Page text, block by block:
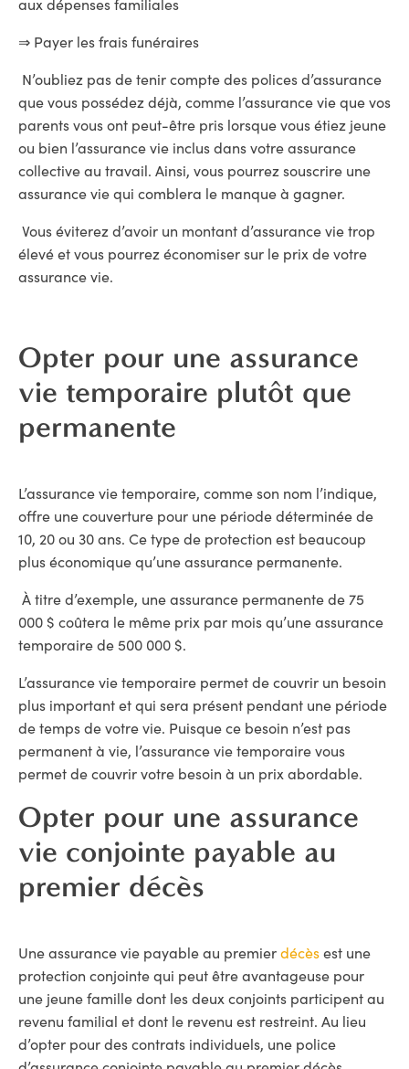
⇒ Payer les frais funéraires
N’oubliez pas de tenir compte des polices d’assurance
que vous possédez déjà, comme l’assurance vie que vos
parents vous ont peut-être pris lorsque vous étiez jeune
ou bien l’assurance vie inclus dans votre assurance
collective au travail. Ainsi, vous pourrez souscrire une
assurance vie qui comblera le manque à gagner.
Vous éviterez d’avoir un montant d’assurance vie trop
élevé et vous pourrez économiser sur le prix de votre
assurance vie.
Opter pour une assurance
vie temporaire plutôt que
permanente
L’assurance vie temporaire, comme son nom l’indique,
offre une couverture pour une période déterminée de
10, 20 ou 30 ans. Ce type de protection est beaucoup
plus économique qu’une assurance permanente.
À titre d’exemple, une assurance permanente de 75
000 $ coûtera le même prix par mois qu’une assurance
temporaire de 500 000 $.
L’assurance vie temporaire permet de couvrir un besoin
plus important et qui sera présent pendant une période
de temps de votre vie. Puisque ce besoin n’est pas
permanent à vie, l’assurance vie temporaire vous
permet de couvrir votre besoin à un prix abordable.
Opter pour une assurance
vie conjointe payable au
premier décès
Une assurance vie payable au premierdécèsest une
protection conjointe qui peut être avantageuse pour
une jeune famille dont les deux conjoints participent au
revenu familial et dont le revenu est restreint. Au lieu
d’opter pour des contrats individuels, une police